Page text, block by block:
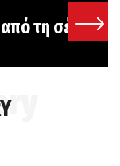
τη σέλα